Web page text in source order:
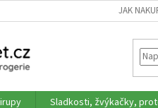
JAK
Sladkosti, žvýkačky,